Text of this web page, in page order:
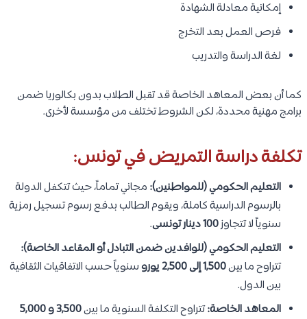
إمكانية معادلة الشهادة
فرص العمل بعد التخرج
لغة الدراسة والتدريب
كما أن بعض المعاهد الخاصة قد تقبل الطلاب بدون بكالوريا ضمن
برامج مهنية محددة، لكن الشروط تختلف من مؤسسة لأخرى.
تكلفة دراسة التمريض في تونس:
التعليم الحكومي (للمواطنين): مجاني تماماً، حيث تتكفل الدولة
بالرسوم الدراسية كاملة، ويقوم الطالب بدفع رسوم تسجيل رمزية
سنوياً لا تتجاوز100 دينار تونسى
.
التعليم الحكومي (للوافدين ضمن التبادل أو المقاعد الخاصة):
تتراوح ما بين1,500 إلى 2,500 يورو
سنوياً حسب الاتفاقيات الثقافية
بين الدول.
المعاهد الخاصة:تتراوح التكلفة السنوية ما بين
3,500 و 5,000